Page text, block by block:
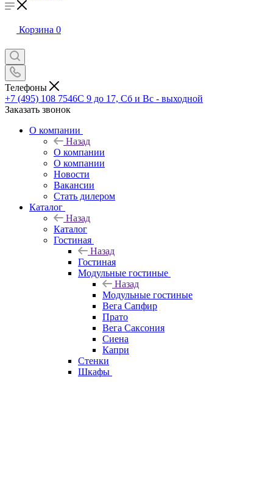
Корзина 0
Телефоны
+7 (495) 108 7546С 9 до 17, Сб и Вс - выходной
Заказать звонок
О компании
Назад
О компании
О компании
Новости
Вакансии
Стать дилером
Каталог
Назад
Каталог
Гостиная
Назад
Гостиная
Модульные гостиные
Назад
Модульные гостиные
Вега Сапфир
Прато
Вега Саксония
Сиена
Капри
Стенки
Шкафы